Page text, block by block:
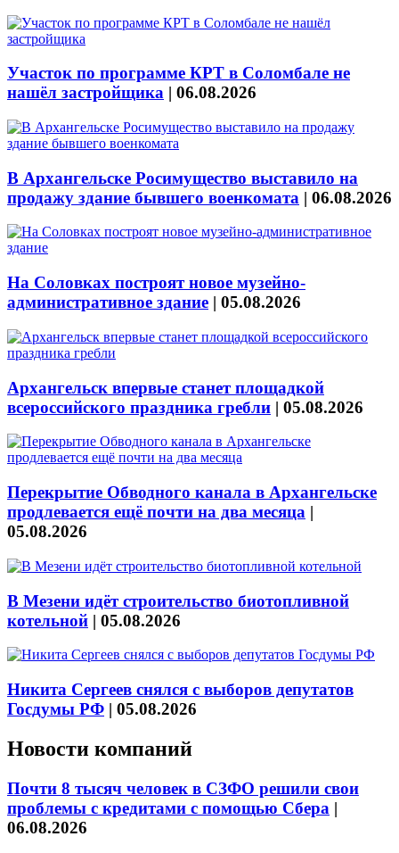
Участок по программе КРТ в Соломбале не
нашёл застройщика | 06.08.2026
В Архангельске Росимущество выставило на
продажу здание бывшего военкомата | 06.08.2026
На Соловках построят новое музейно-
административное здание | 05.08.2026
Архангельск впервые станет площадкой
всероссийского праздника гребли | 05.08.2026
Перекрытие Обводного канала в Архангельске
продлевается ещё почти на два месяца |
05.08.2026
В Мезени идёт строительство биотопливной
котельной | 05.08.2026
Никита Сергеев снялся с выборов депутатов
Госдумы РФ | 05.08.2026
Новости компаний
Почти 8 тысяч человек в СЗФО решили свои
проблемы с кредитами с помощью Сбера |
06.08.2026